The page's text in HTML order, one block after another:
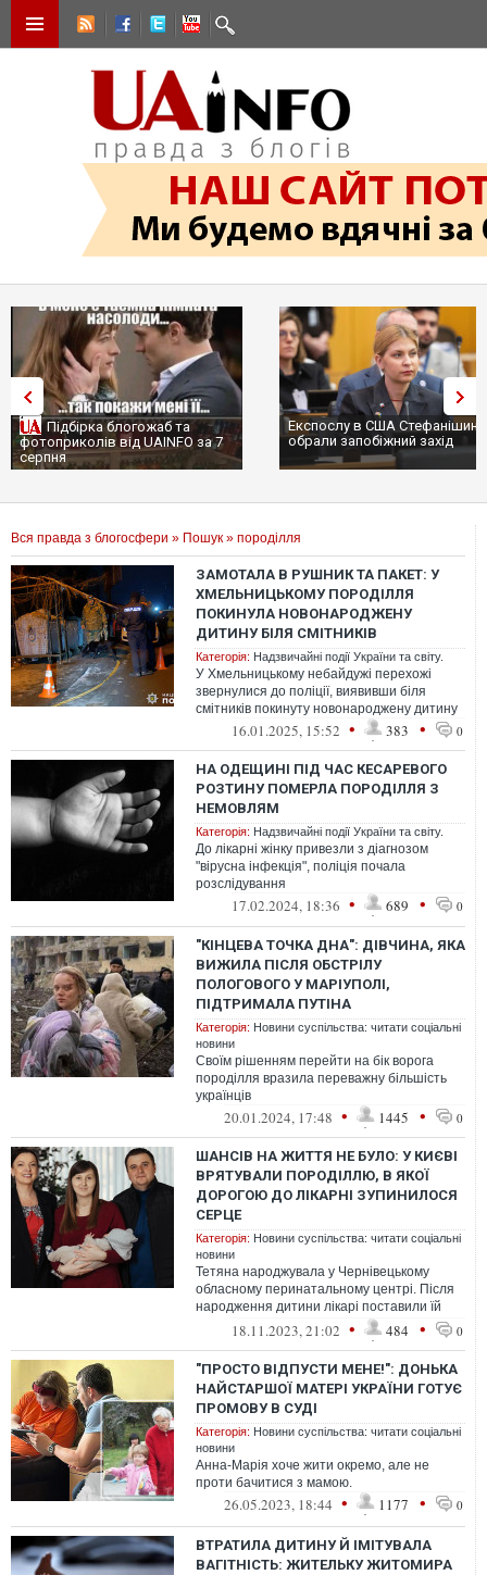
Підбірка блогожаб та
фотоприколів від UAINFO за 7
серпня
Експослу в США
обрали запобіжний захід
Вся правда з блогосфери » Пошук » породілля
ЗАМОТАЛА В РУШНИК ТА ПАКЕТ: У
ХМЕЛЬНИЦЬКОМУ ПОРОДІЛЛЯ
ПОКИНУЛА НОВОНАРОДЖЕНУ
ДИТИНУ БІЛЯ СМІТНИКІВ
Категорія: Надзвичайні події України та світу.
У Хмельницькому небайдужі перехожі
звернулися до поліції, виявивши біля
смітників покинуту новонароджену дитину
16.01.2025, 15:52 • 383 • 0
НА ОДЕЩИНІ ПІД ЧАС КЕСАРЕВОГО
РОЗТИНУ ПОМЕРЛА ПОРОДІЛЛЯ З
НЕМОВЛЯМ
Категорія: Надзвичайні події України та світу.
До лікарні жінку привезли з діагнозом
"вірусна інфекція", поліція почала
розслідування
17.02.2024, 18:36 • 689 • 0
"КІНЦЕВА ТОЧКА ДНА": ДІВЧИНА, ЯКА
ВИЖИЛА ПІСЛЯ ОБСТРІЛУ
ПОЛОГОВОГО У МАРІУПОЛІ,
ПІДТРИМАЛА ПУТІНА
Категорія: Новини суспільства: читати соціальні
новини
Своїм рішенням перейти на бік ворога
породілля вразила переважну більшість
українців
20.01.2024, 17:48 • 1445 • 0
ШАНСІВ НА ЖИТТЯ НЕ БУЛО: У КИЄВІ
ВРЯТУВАЛИ ПОРОДІЛЛЮ, В ЯКОЇ
ДОРОГОЮ ДО ЛІКАРНІ ЗУПИНИЛОСЯ
СЕРЦЕ
Категорія: Новини суспільства: читати соціальні
новини
Тетяна народжувала у Чернівецькому
обласному перинатальному центрі. Після
народження дитини лікарі поставили їй
діагноз, який не залишав шансів на жит...
18.11.2023, 21:02 • 484 • 0
"ПРОСТО ВІДПУСТИ МЕНЕ!": ДОНЬКА
НАЙСТАРШОЇ МАТЕРІ УКРАЇНИ ГОТУЄ
ПРОМОВУ В СУДІ
Категорія: Новини суспільства: читати соціальні
новини
Анна-Марія хоче жити окремо, але не
проти бачитися з мамою.
26.05.2023, 18:44 • 1177 • 0
ВТРАТИЛА ДИТИНУ Й ІМІТУВАЛА
ВАГІТНІСТЬ: ЖИТЕЛЬКУ ЖИТОМИРА